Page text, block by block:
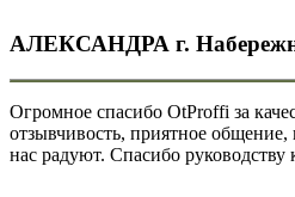
АЛЕКСАНДРА г.
Огромное спасибо OtProffi за
отзывчивость, приятное общение,
нас радуют. Спасибо